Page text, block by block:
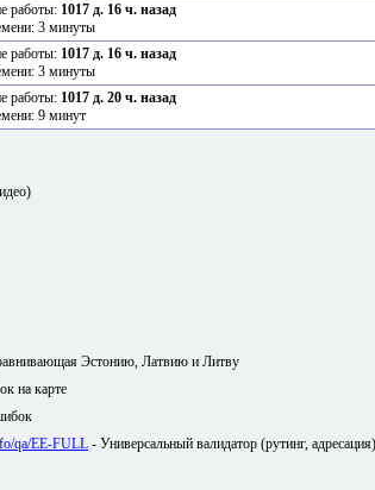
работы: 1017 д. 16 ч. назад
3 минуты
работы: 1017 д. 16 ч. назад
3 минуты
работы: 1017 д. 20 ч. назад
9 минут
Эстонию, Латвию и Литву
на карте
qa/EE-FULL - Универсальный валидатор (рутинг,